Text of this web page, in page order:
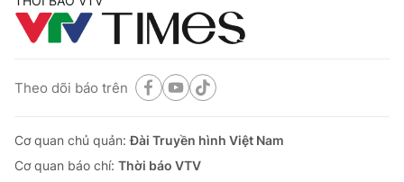
Theo dõi báo trên
Cơ quan chủ quản:Đài Truyền hình Việt Nam
Cơ quan báo chí: Thời báo VTV